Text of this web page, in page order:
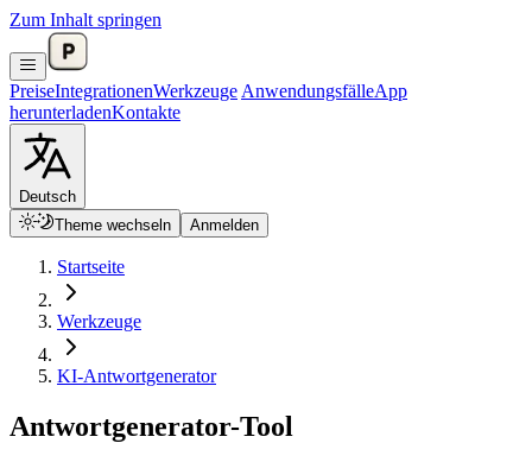
Zum Inhalt springen
PreiseIntegrationenWerkzeuge AnwendungsfälleApp
herunterladenKontakte
Deutsch
Theme wechseln
Anmelden
Startseite
Werkzeuge
KI-Antwortgenerator
Antwortgenerator-Tool